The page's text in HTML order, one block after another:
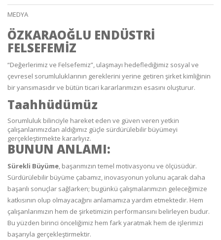
MEDYA
ÖZKARAOĞLU ENDÜSTRİ
FELSEFEMİZ
“Değerlerimiz ve Felsefemiz”, ulaşmayı hedeflediğimiz sosyal ve
çevresel sorumluluklarının gereklerini yerine getiren şirket kimliğinin
bir yansımasıdır ve bütün ticari kararlarımızın esasını oluşturur.
Taahhüdümüz
Sorumluluk bilinciyle hareket eden ve güven veren yetkin
çalışanlarımızdan aldığımız güçle sürdürülebilir büyümeyi
gerçekleştirmekte kararlıyız.
BUNUN ANLAMI:
Sürekli Büyüme, başarımızın temel motivasyonu ve ölçüsüdür.
Sürdürülebilir büyüme çabamız, inovasyonun yolunu açarak daha
başarılı sonuçlar sağlarken; bugünkü çalışmalarımızın geleceğimize
katkısının olup olmayacağını anlamamıza yardım etmektedir. Hem
çalışanlarımızın hem de şirketimizin performansını belirleyen budur.
Bu yüzden birinci önceliğimiz hem fark yaratmak hem de işlerimizi
başarıyla gerçekleştirmektir.